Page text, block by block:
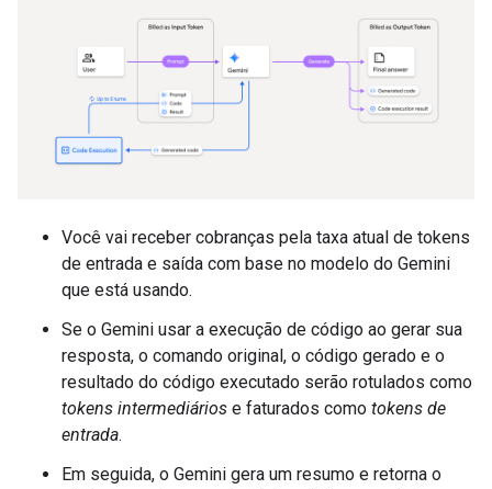
Você vai receber cobranças pela taxa atual de tokens
de entrada e saída com base no modelo do Gemini
que está usando.
Se o Gemini usar a execução de código ao gerar sua
resposta, o comando original, o código gerado e o
resultado do código executado serão rotulados como
tokens intermediários e faturados como tokens de
entrada.
Em seguida, o Gemini gera um resumo e retorna o